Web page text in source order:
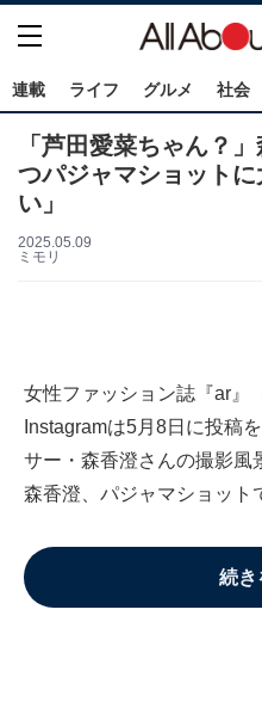
連載 ライフ グルメ 社会
「芦田愛菜ちゃん？
つパジャマショット
い」
2025.05.09
ミモリ
女性ファッション誌『ar』
Instagramは5月8日に投稿
サー・森香澄さんの撮影風
森香澄、パジャマショット
続き